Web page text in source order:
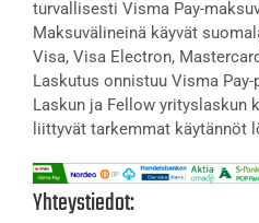
turvallisesti Visma Pay-
Maksuvälineinä käyvät
Visa, Visa Electron,
Laskutus onnistuu Visma
Laskun ja Fellow yrityslaskun
liittyvät tarkemmat käytännöt
Yhteystiedot: